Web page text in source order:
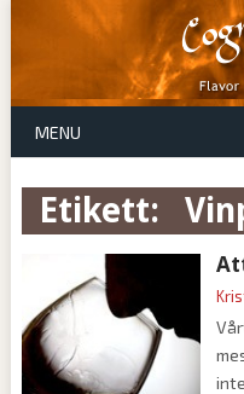
MENU
Etikett: